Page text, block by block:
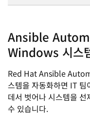
Ansible
Windows 시스
Red Hat Ansible
스템을 자동화하면 IT 팀
데서 벗어나 시스템을
수 있습니다.